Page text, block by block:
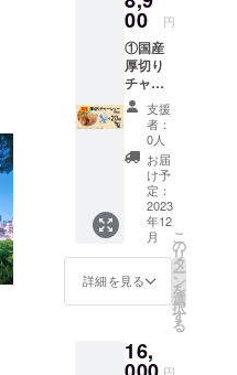
料込み
◎リ
ターン
品の発
送につ
いて ・
10月20
（金）
までに
ご支援
いただ
いた方
への発
送は、
旬予定
です。
21日
（土）
む） 内
容量：
155g（
めん：
90g、
スー
プ：
65g）
賞味期
限：製
造日よ
り180日
保存方
法：直
光、高
温多湿
してく
料込み
◎リ
ターン
品の発
送につ
いて ・
12月下
旬予定
です。
脂、
ポーク
エキ
ス、鶏
ガラ
スー
プ、チ
キンエ
キス、
食塩、
砂糖混
合異性
化液
糖、昆
布だ
し、醸
ノ酸
等）、
て パッ
ケージ
サイ
ズ：
W140×
H190×
D30mm
（1袋）
◎食品
表示 原
材料
名： め
ん（小
麦粉
（国内
製
塩、小
麦たん
00 円
①国産
厚切り
チャー
シュー
20個 ②
お礼の
手紙 ①
につい
て パッ
ケージ
サイ
ズ：
W130×
H180×
D25mm
（1個）
表示 原
材料
支援
者：
0人
お届
け予
定：
2023
年12
月
詳細を見る
こ
の
リ
タ
ー
ン
を
選
択
す
る
16,
円